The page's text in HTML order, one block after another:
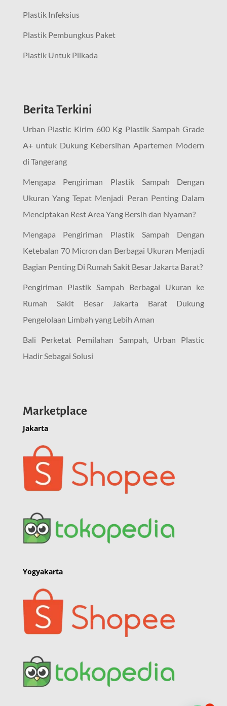
Plastik Infeksius
Plastik Pembungkus Paket
Plastik Untuk Pilkada
Berita Terkini
Urban Plastic Kirim 600 Kg Plastik Sampah Grade
A+ untuk Dukung Kebersihan Apartemen Modern
di Tangerang
Mengapa Pengiriman Plastik Sampah Dengan
Ukuran Yang Tepat Menjadi Peran Penting Dalam
Menciptakan Rest Area Yang Bersih dan Nyaman?
Mengapa Pengiriman Plastik Sampah Dengan
Ketebalan 70 Micron dan Berbagai Ukuran Menjadi
Bagian Penting Di Rumah Sakit Besar Jakarta Barat?
Pengiriman Plastik Sampah Berbagai Ukuran ke
Rumah Sakit Besar Jakarta Barat Dukung
Pengelolaan Limbah yang Lebih Aman
Bali Perketat Pemilahan Sampah, Urban Plastic
Hadir Sebagai Solusi
Marketplace
Jakarta
Yogyakarta